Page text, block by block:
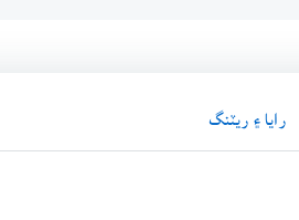
رايا ۽ ريٽنگ